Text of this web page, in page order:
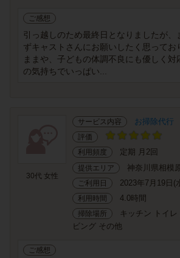
ご感想
引っ越しのため最終日となりましたが、
ずキャストさんにお願いしたく思ってお
ままや、子どもの体調不良にも優しく対
の気持ちでいっぱい...
30代 女性
サービス内容 お掃除代行
評価
利用頻度
定期 月2回
提供エリア 神奈川県相模
ご利用日 2023年7月19日(
利用時間 4.0時間
掃除場所
キッチン トイレ
ビング その他
ご感想